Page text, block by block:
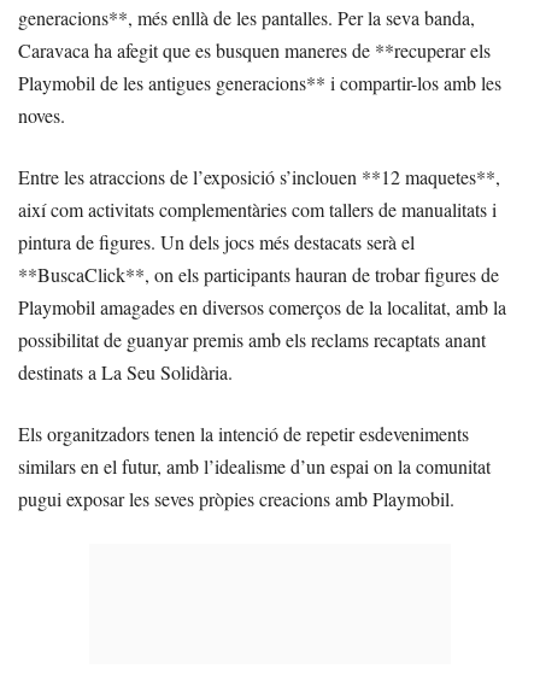
generacions**, més enllà de les pantalles. Per la seva banda,
Caravaca ha afegit que es busquen maneres de **recuperar els
Playmobil de les antigues generacions** i compartir-los amb les
noves.
Entre les atraccions de l’exposició s’inclouen **12 maquetes**,
així com activitats complementàries com tallers de manualitats i
pintura de figures. Un dels jocs més destacats serà el
**BuscaClick**, on els participants hauran de trobar figures de
Playmobil amagades en diversos comerços de la localitat, amb la
possibilitat de guanyar premis amb els reclams recaptats anant
destinats a La Seu Solidària.
Els organitzadors tenen la intenció de repetir esdeveniments
similars en el futur, amb l’idealisme d’un espai on la comunitat
pugui exposar les seves pròpies creacions amb Playmobil.